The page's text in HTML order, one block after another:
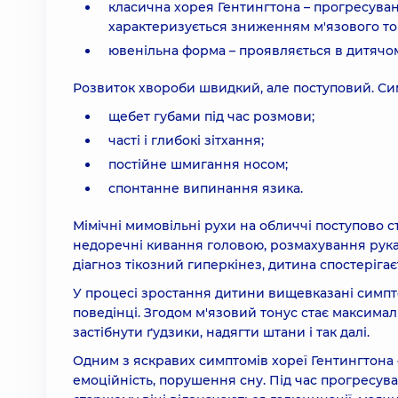
класична хорея Гентингтона –
характеризується зниженням м'язового
ювенільна форма – проявляється в
Розвиток хвороби швидкий, але поступовий.
щебет губами під час розмови;
часті і глибокі зітхання;
постійне шмигання носом;
спонтанне випинання язика.
Мімічні мимовільні рухи на обличчі
недоречні кивання головою, розмахування
діагноз тікозний гиперкінез, дитина
У процесі зростання дитини вищевказані
поведінці. Згодом м'язовий тонус стає
застібнути ґудзики, надягти штани і так далі.
Одним з яскравих симптомів хореї
емоційність, порушення сну. Під час